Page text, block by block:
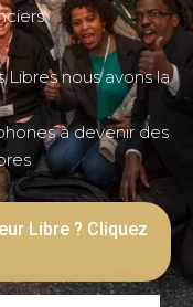
nous avons la
à devenir des
Libre ? Cliquez